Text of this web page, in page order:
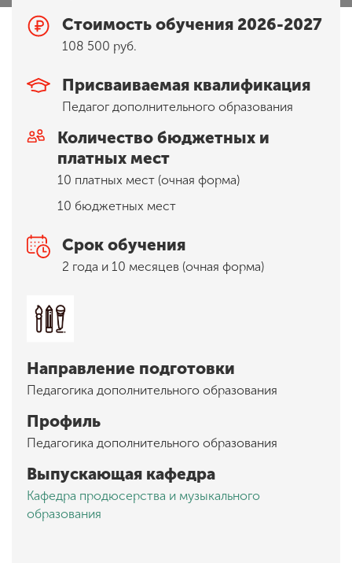
образовательной
организации
ENG SPN CHI
комиссия
+7 (831) 262-26-20
Стоимость обучения 2026-2027
108 500 руб.
Присваиваемая квалификация
Педагог дополнительного образования
Количество бюджетных и
платных мест
10 платных мест (очная форма)
10 бюджетных мест
Срок обучения
2 года и 10 месяцев (очная форма)
Направление подготовки
Педагогика дополнительного образования
Профиль
Педагогика дополнительного образования
Выпускающая кафедра
Кафедра продюсерства и музыкального
образования